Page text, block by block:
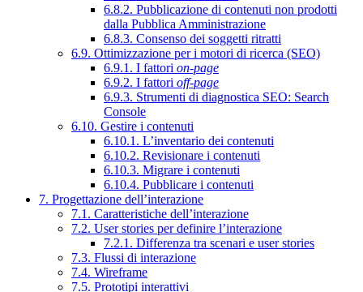
6.8.2. Pubblicazione di contenuti non prodotti
dalla Pubblica Amministrazione
6.8.3. Consenso dei soggetti ritratti
6.9. Ottimizzazione per i motori di ricerca (SEO)
6.9.1. I fattori on-page
6.9.2. I fattori off-page
6.9.3. Strumenti di diagnostica SEO: Search
Console
6.10. Gestire i contenuti
6.10.1. L’inventario dei contenuti
6.10.2. Revisionare i contenuti
6.10.3. Migrare i contenuti
6.10.4. Pubblicare i contenuti
7. Progettazione dell’interazione
7.1. Caratteristiche dell’interazione
7.2. User stories per definire l’interazione
7.2.1. Differenza tra scenari e user stories
7.3. Flussi di interazione
7.4. Wireframe
7.5. Prototipi interattivi